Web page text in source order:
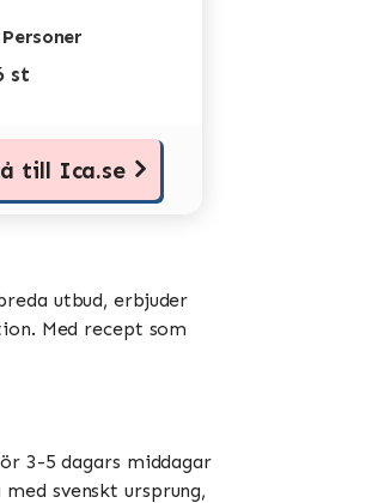
Personer
st
till Ica.se
utbud, erbjuder
Med recept som
3-5 dagars middagar
svenskt ursprung,